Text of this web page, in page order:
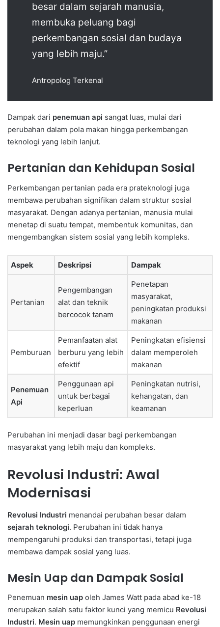
besar dalam sejarah manusia,
membuka peluang bagi
perkembangan sosial dan budaya
yang lebih maju.”
Antropolog Terkenal
Dampak dari penemuan api sangat luas, mulai dari
perubahan dalam pola makan hingga perkembangan
teknologi yang lebih lanjut.
Pertanian dan Kehidupan Sosial
Perkembangan pertanian pada era prateknologi juga
membawa perubahan signifikan dalam struktur sosial
masyarakat. Dengan adanya pertanian, manusia mulai
menetap di suatu tempat, membentuk komunitas, dan
mengembangkan sistem sosial yang lebih kompleks.
Aspek Deskripsi Dampak
Pertanian
Pengembangan
alat dan teknik
bercocok tanam
Penetapan
masyarakat,
peningkatan produksi
makanan
Pemburuan
Pemanfaatan alat
berburu yang lebih
efektif
Peningkatan efisiensi
dalam memperoleh
makanan
Penemuan
Api
Penggunaan api
untuk berbagai
keperluan
Peningkatan nutrisi,
kehangatan, dan
keamanan
Perubahan ini menjadi dasar bagi perkembangan
masyarakat yang lebih maju dan kompleks.
Revolusi Industri: Awal
Modernisasi
Revolusi Industri menandai perubahan besar dalam
sejarah teknologi. Perubahan ini tidak hanya
mempengaruhi produksi dan transportasi, tetapi juga
membawa dampak sosial yang luas.
Mesin Uap dan Dampak Sosial
Penemuan mesin uap oleh James Watt pada abad ke-18
merupakan salah satu faktor kunci yang memicu Revolusi
Industri. Mesin uap memungkinkan penggunaan energi